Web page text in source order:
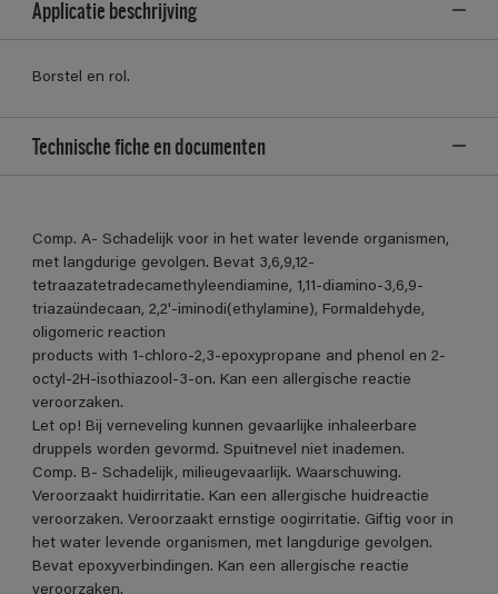
Applicatie beschrijving
Borstel en rol.
Technische fiche en documenten
Comp. A- Schadelijk voor in het water levende organismen,
met langdurige gevolgen. Bevat 3,6,9,12-
tetraazatetradecamethyleendiamine, 1,11-diamino-3,6,9-
triazaündecaan, 2,2'-iminodi(ethylamine), Formaldehyde,
oligomeric reaction
products with 1-chloro-2,3-epoxypropane and phenol en 2-
octyl-2H-isothiazool-3-on. Kan een allergische reactie
veroorzaken.
Let op! Bij verneveling kunnen gevaarlijke inhaleerbare
druppels worden gevormd. Spuitnevel niet inademen.
Comp. B- Schadelijk, milieugevaarlijk. Waarschuwing.
Veroorzaakt huidirritatie. Kan een allergische huidreactie
veroorzaken. Veroorzaakt ernstige oogirritatie. Giftig voor in
het water levende organismen, met langdurige gevolgen.
Bevat epoxyverbindingen. Kan een allergische reactie
veroorzaken.